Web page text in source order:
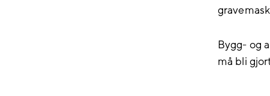
Bygg- og
må bli